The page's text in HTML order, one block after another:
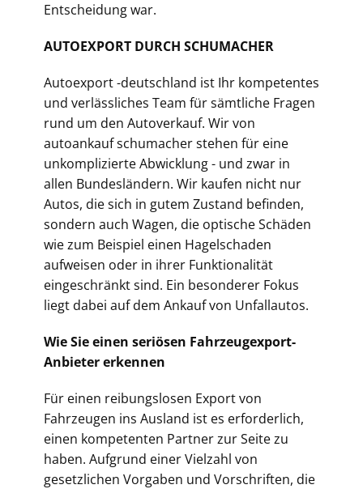
Entscheidung war.
AUTOEXPORT DURCH SCHUMACHER
Autoexport -deutschland ist Ihr kompetentes
und verlässliches Team für sämtliche Fragen
rund um den Autoverkauf. Wir von
autoankauf schumacher stehen für eine
unkomplizierte Abwicklung - und zwar in
allen Bundesländern. Wir kaufen nicht nur
Autos, die sich in gutem Zustand befinden,
sondern auch Wagen, die optische Schäden
wie zum Beispiel einen Hagelschaden
aufweisen oder in ihrer Funktionalität
eingeschränkt sind. Ein besonderer Fokus
liegt dabei auf dem Ankauf von Unfallautos.
Wie Sie einen seriösen Fahrzeugexport-
Anbieter erkennen
Für einen reibungslosen Export von
Fahrzeugen ins Ausland ist es erforderlich,
einen kompetenten Partner zur Seite zu
haben. Aufgrund einer Vielzahl von
gesetzlichen Vorgaben und Vorschriften, die